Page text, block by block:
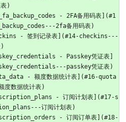
)
- 2FA备用码表](#1
2fa备用码表)
- 签到记录表](#14-checkins---
)
- Passkey凭证表]
passkey凭证表)
- 额度数据统计表](#16-quota
度数据统计表)
- 订阅计划表](#17-s
订阅计划表)
- 订阅订单表](#18-